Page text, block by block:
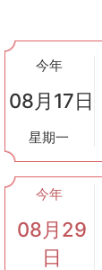
风水考量：根
利于家庭成员
在中国传统黄
事情。这是因
运，避免不祥
记载关于何时
注意事项
虽然“修饰垣
点：
季节选择：一
这两个季节气
今年
08月17日
星期一
今年
08月29
日